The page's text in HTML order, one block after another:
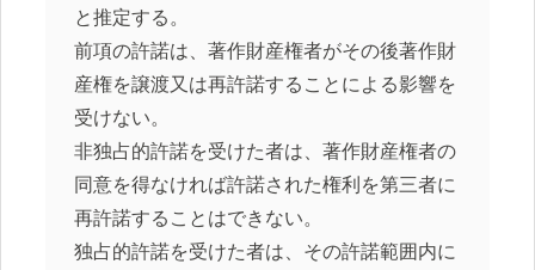
と推定する。
前項の許諾は、著作財産権者がその後著作財
産権を譲渡又は再許諾することによる影響を
受けない。
非独占的許諾を受けた者は、著作財産権者の
同意を得なければ許諾された権利を第三者に
再許諾することはできない。
独占的許諾を受けた者は、その許諾範囲内に